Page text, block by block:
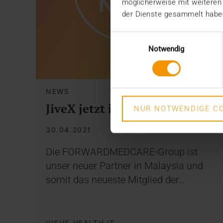
möglicherweise mit
der Dienste gesammelt
Einwilligungsauswahl
Notwendig
NUR NOTWENDIGE
NEWS
JiveX jetzt in Malaysia
30.04.2021
Die FORWARDMEDCARE-Group ist
unser neuer Partner in Malaysia und
somit das neueste Mitglied der…